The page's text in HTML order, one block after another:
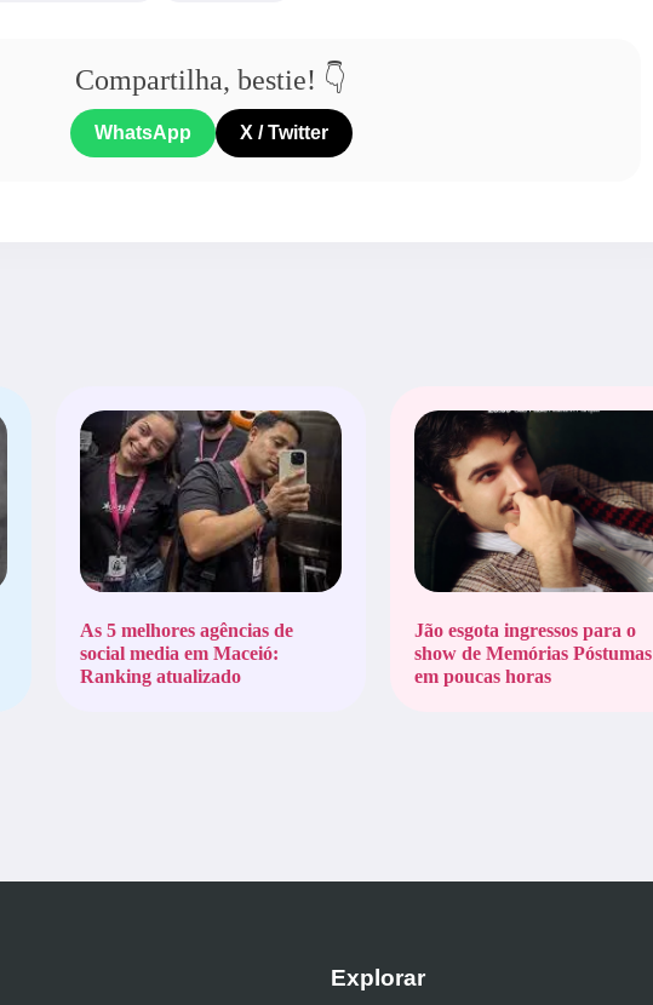
Compartilha, bestie! 👇
WhatsApp X / Twitter
As 5 melhores agências de
social media em Maceió:
Ranking atualizado
Jão esgota ingressos para o
show de Memórias Póstumas
em poucas horas
Explorar